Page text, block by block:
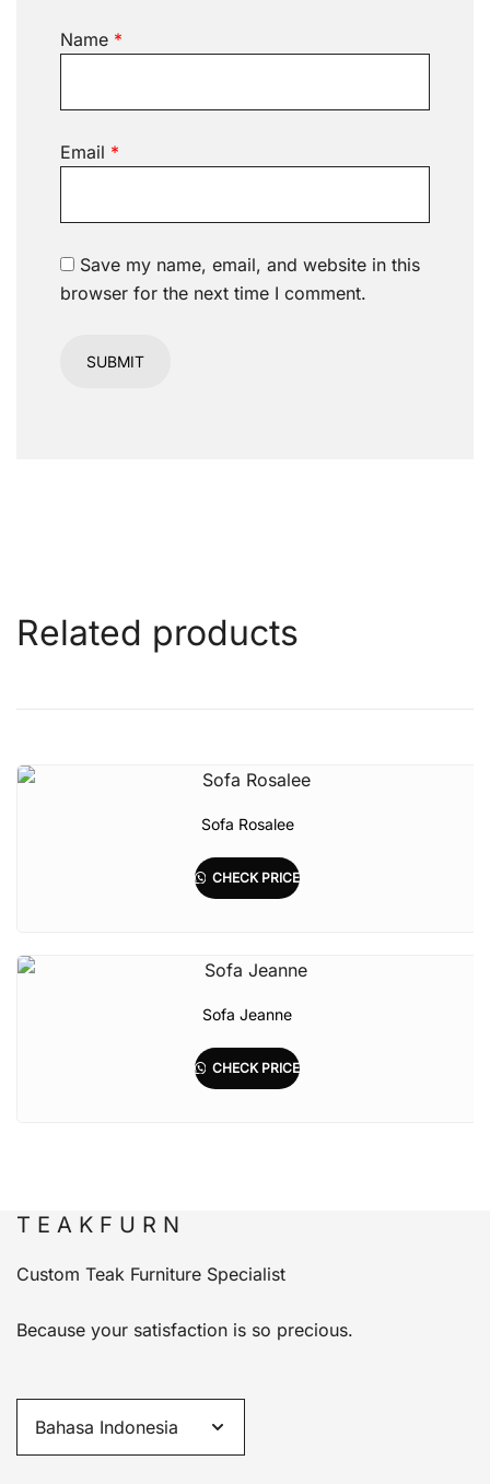
Name *
Email *
Save my name, email, and website in this
browser for the next time I comment.
Related products
Sofa Rosalee
CHECK PRICE
Sofa Jeanne
CHECK PRICE
T E A K F U R N
Custom Teak Furniture Specialist
Because your satisfaction is so precious.